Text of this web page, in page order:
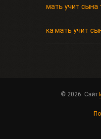
мать учит сына
ка мать учит
© 2026. Сайт